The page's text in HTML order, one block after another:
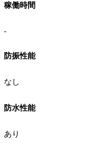
稼働時間
-
防振性能
なし
防水性能
あり